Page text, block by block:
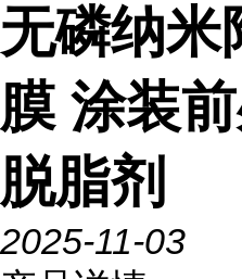
无磷纳米
膜 涂装
脱脂剂
2025-11-03